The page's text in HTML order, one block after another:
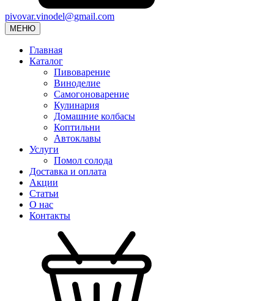
pivovar.vinodel@gmail.com
МЕНЮ
Главная
Каталог
Пивоварение
Виноделие
Самогоноварение
Кулинария
Домашние колбасы
Коптильни
Автоклавы
Услуги
Помол солода
Доставка и оплата
Акции
Статьи
О нас
Контакты